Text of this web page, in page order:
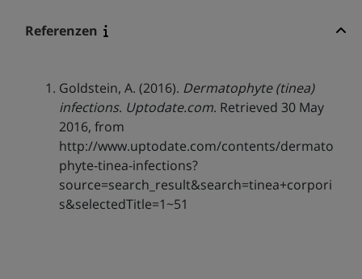
Referenzen
Goldstein, A. (2016). Dermatophyte (tinea)
infections. Uptodate.com. Retrieved 30 May
2016, from
http://www.uptodate.com/contents/dermato
phyte-tinea-infections?
source=search_result&search=tinea+corpori
s&selectedTitle=1~51